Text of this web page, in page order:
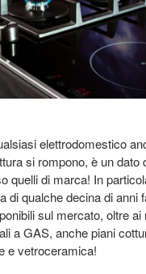
elettrodomestico
si rompono, è un dato
quelli di marca! In
di qualche decina di anni
sul mercato, oltre ai
a GAS, anche piani
e vetroceramica!